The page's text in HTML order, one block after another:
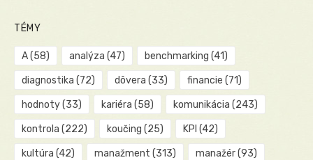
TÉMY
A(58) analýza (47) benchmarking (41)
diagnostika (72) dôvera (33) financie (71)
hodnoty(33) kariéra (58) komunikácia (243)
kontrola (222) koučing (25) KPI (42)
kultúra (42) manažment (313) manažér(93)